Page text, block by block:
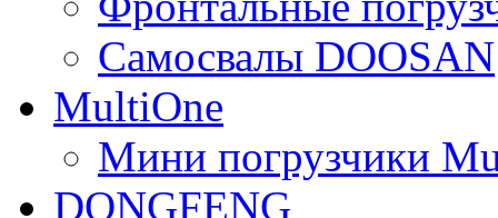
Самосвалы DOOSAN
MultiOne
Мини погрузчики
DONGFENG